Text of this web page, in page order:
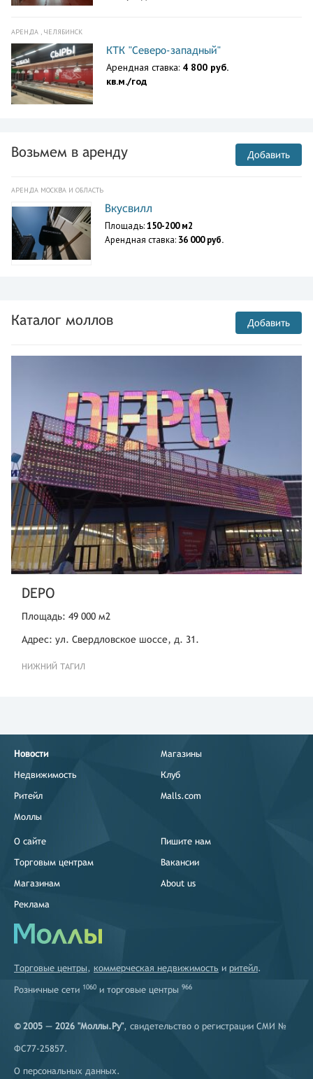
АРЕНДА , ЧЕЛЯБИНСК
КТК "Северо-западный"
Арендная ставка: 4 800 руб.
кв.м./год
Возьмем в аренду Добавить
АРЕНДА МОСКВА И ОБЛАСТЬ
Вкусвилл
Площадь:150-200 м2
Арендная ставка: 36 000 руб.
Каталог моллов Добавить
DEPO
Площадь: 49 000 м2
Адрес: ул. Свердловское шоссе, д. 31.
НИЖНИЙ ТАГИЛ
Новости
Недвижимость
Ритейл
Моллы
Магазины
Клуб
Malls.com
О сайте
Торговым центрам
Магазинам
Реклама
Пишите нам
Вакансии
About us
Торговые центры, коммерческая недвижимость и ритейл.
Розничные сети 1060 и торговые центры 966
© 2005 — 2026 "Моллы.Ру", свидетельство о регистрации СМИ №
ФС77-25857.
О персональных данных.